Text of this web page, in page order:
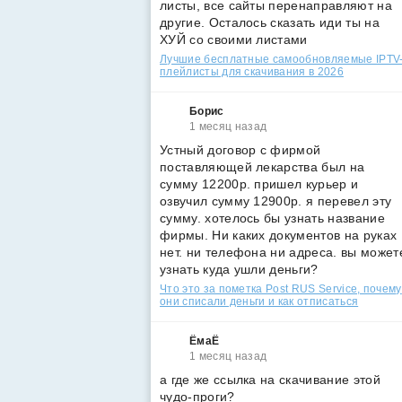
листы, все сайты перенаправляют на
другие. Осталось сказать иди ты на
ХУЙ со своими листами
Лучшие бесплатные самообновляемые
плейлисты для скачивания в 2026
Борис
1 месяц назад
Устный договор с фирмой
поставляющей лекарства был на
сумму 12200р. пришел курьер и
озвучил сумму 12900р. я перевел эту
сумму. хотелось бы узнать название
фирмы. Ни каких документов на руках
нет. ни телефона ни адреса. вы
узнать куда ушли деньги?
Что это за пометка Post RUS Service, почему
они списали деньги и как отписаться
ЁмаЁ
1 месяц назад
а где же ссылка на скачивание этой
чудо-проги?